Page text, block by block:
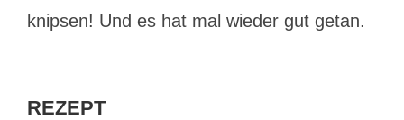
knipsen! Und es hat mal wieder gut getan.
REZEPT